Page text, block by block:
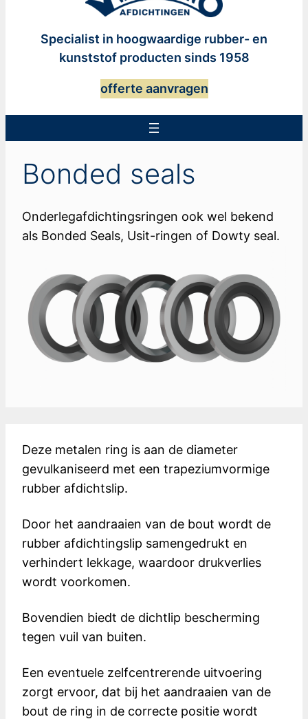
Specialist in hoogwaardige rubber- en
kunststof producten sinds 1958
offerte aanvragen
Bonded seals
Onderlegafdichtingsringen ook wel bekend
als Bonded Seals, Usit-ringen of Dowty seal.
Deze metalen ring is aan de diameter
gevulkaniseerd met een trapeziumvormige
rubber afdichtslip.
Door het aandraaien van de bout wordt de
rubber afdichtingslip samengedrukt en
verhindert lekkage, waardoor drukverlies
wordt voorkomen.
Bovendien biedt de dichtlip bescherming
tegen vuil van buiten.
Een eventuele zelfcentrerende uitvoering
zorgt ervoor, dat bij het aandraaien van de
bout de ring in de correcte positie wordt